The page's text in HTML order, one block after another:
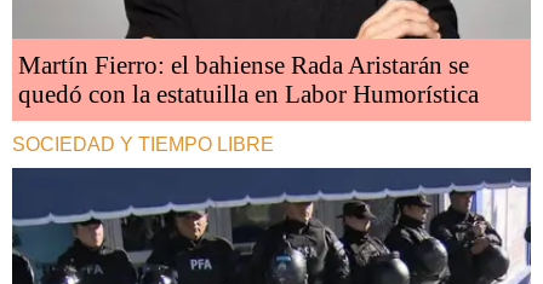
Martín Fierro: el bahiense Rada Aristarán se
quedó con la estatuilla en Labor Humorística
SOCIEDAD Y TIEMPO LIBRE